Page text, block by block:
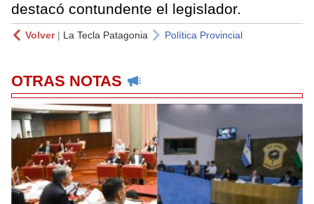
destacó contundente el legislador.
Volver| La Tecla Patagonia Política Provincial
OTRAS NOTAS